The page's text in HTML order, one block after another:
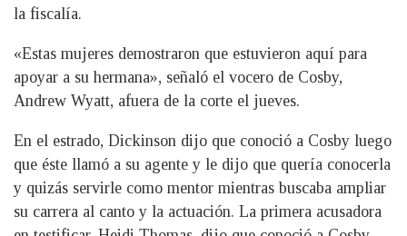
la fiscalía.
«Estas mujeres demostraron que estuvieron aquí para
apoyar a su hermana», señaló el vocero de Cosby,
Andrew Wyatt, afuera de la corte el jueves.
En el estrado, Dickinson dijo que conoció a Cosby luego
que éste llamó a su agente y le dijo que quería conocerla
y quizás servirle como mentor mientras buscaba ampliar
su carrera al canto y la actuación. La primera acusadora